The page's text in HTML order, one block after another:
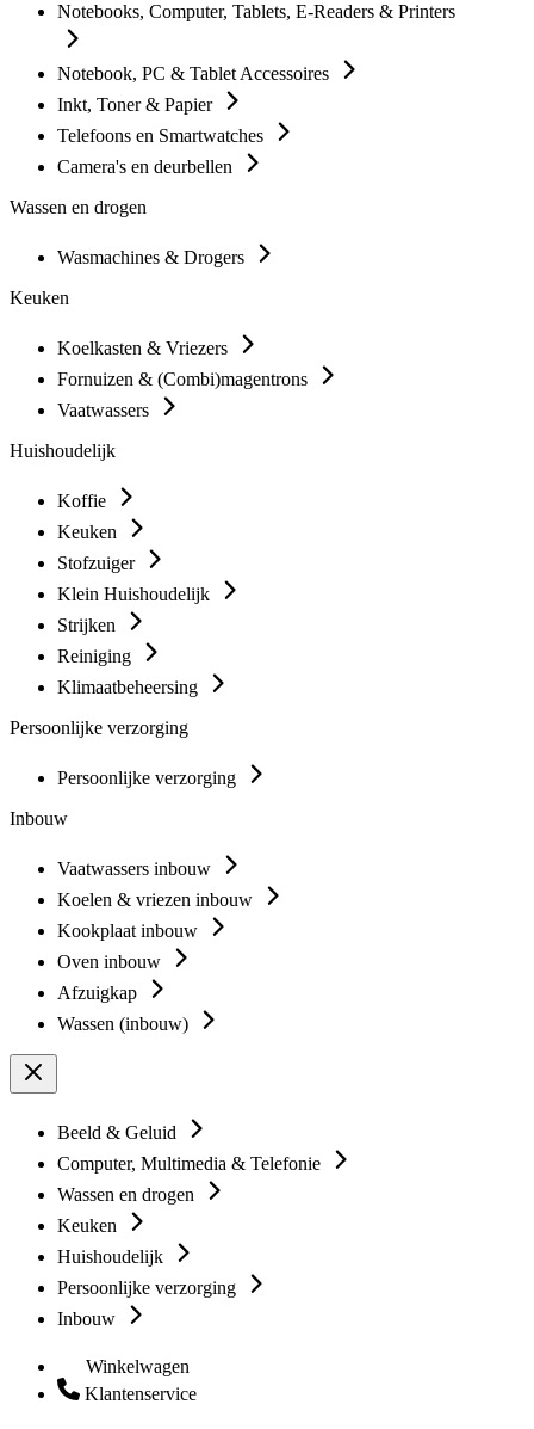
Notebooks, Computer, Tablets, E-Readers & Printers
Notebook, PC & Tablet Accessoires
Inkt, Toner & Papier
Telefoons en Smartwatches
Camera's en deurbellen
Wassen en drogen
Wasmachines & Drogers
Keuken
Koelkasten & Vriezers
Fornuizen & (Combi)magentrons
Vaatwassers
Huishoudelijk
Koffie
Keuken
Stofzuiger
Klein Huishoudelijk
Strijken
Reiniging
Klimaatbeheersing
Persoonlijke verzorging
Persoonlijke verzorging
Inbouw
Vaatwassers inbouw
Koelen & vriezen inbouw
Kookplaat inbouw
Oven inbouw
Afzuigkap
Wassen (inbouw)
Beeld & Geluid
Computer, Multimedia & Telefonie
Wassen en drogen
Keuken
Huishoudelijk
Persoonlijke verzorging
Inbouw
Winkelwagen
Klantenservice